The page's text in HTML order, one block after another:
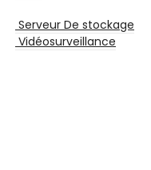
Serveur De stockage
Vidéosurveillance